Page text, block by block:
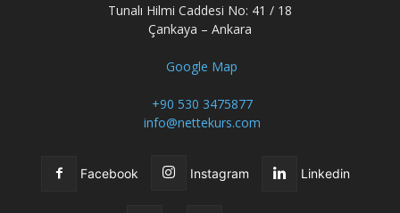
Tunalı Hilmi Caddesi No: 41 / 18
Çankaya – Ankara
Google Map
+90 530 3475877
info@nettekurs.com
Facebook Instagram Linkedin